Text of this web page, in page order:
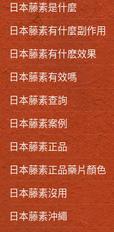
日本藤素是什麼
日本藤素有什麼副作用
日本藤素有什麽效果
日本藤素有效嗎
日本藤素查詢
日本藤素案例
日本藤素正品
日本藤素正品藥片顏色
日本藤素沒用
日本藤素沖繩